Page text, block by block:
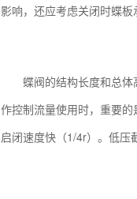
影响，还应考虑关闭时蝶
蝶阀的结构长度和总
作控制流量使用时，重要
启闭速度快（1/4r）。低压